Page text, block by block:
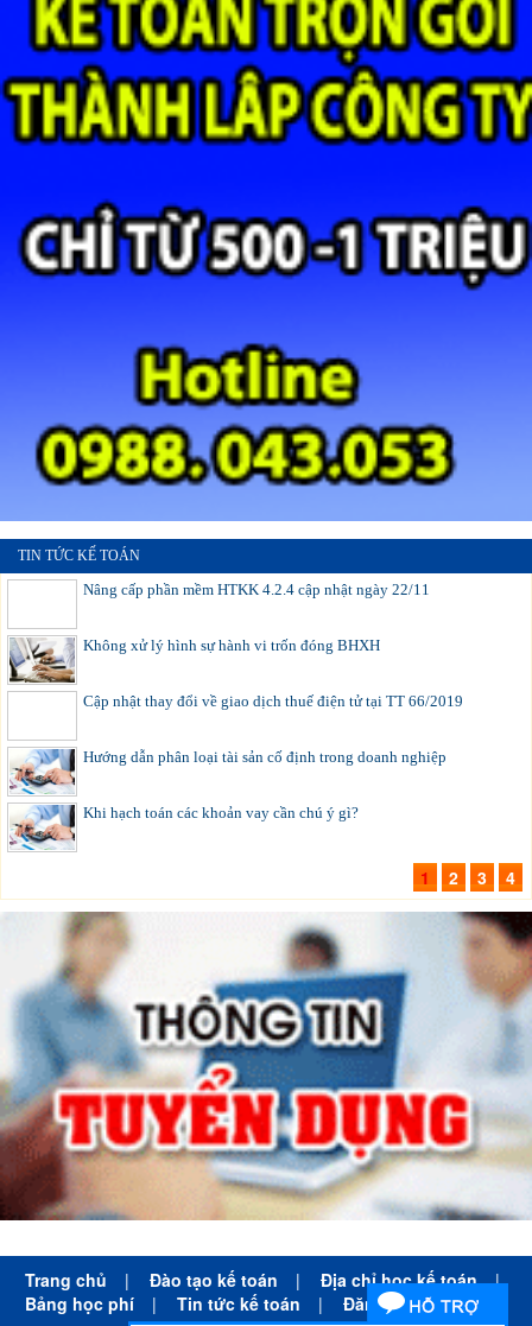
TIN TỨC KẾ TOÁN
Nâng cấp phần mềm HTKK 4.2.4 cập nhật ngày 22/11
Không xử lý hình sự hành vi trốn đóng BHXH
Cập nhật thay đổi về giao dịch thuế điện tử tại TT 66/2019
Hướng dẫn phân loại tài sản cố định trong doanh nghiệp
Khi hạch toán các khoản vay cần chú ý gì?
1 2 3 4
Trang chủ | Đào tạo kế toán | Địa chỉ học kế toán
|
Bảng học phí
| Tin tức kế toán | Đăng ký học